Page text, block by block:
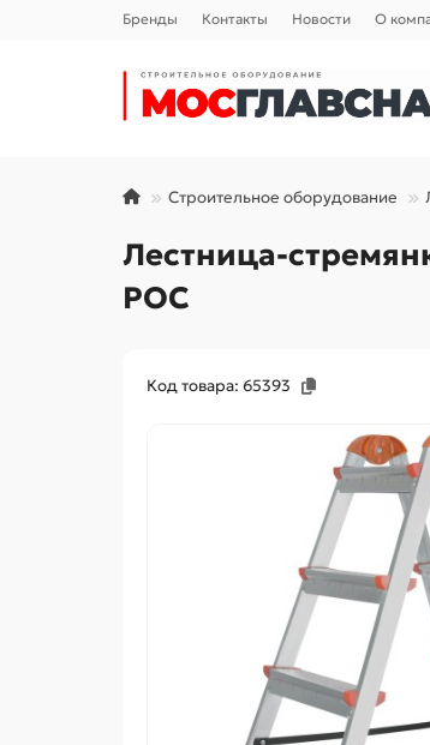
Бренды Контакты Новости О
Строительное оборудование
Лестница-
РОС
Код товара: 65393